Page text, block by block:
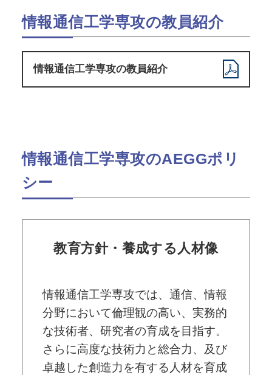
情報通信⼯学専攻の教員紹介
情報通信⼯学専攻の教員紹介
情報通信⼯学専攻のAEGGポリ
シー
教育方針・養成する人材像
情報通信⼯学専攻では、通信、情報
分野において倫理観の高い、実務的
な技術者、研究者の育成を目指す。
さらに高度な技術力と総合力、及び
卓越した創造力を有する人材を育成